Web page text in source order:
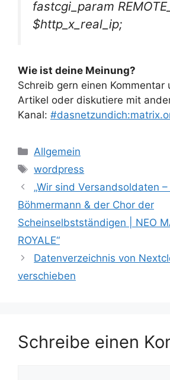
fastcgi_param
$http_x_real_ip;
Wie ist deine Meinung?
Schreib gern einen Kommentar
Artikel oder diskutiere mit
Kanal:
Kategorien
Allgemein
Schlagwörter
wordpress
„Wir sind Versandsoldaten –
Böhmermann & der Chor der
Scheinselbstständigen | NEO
ROYALE“
Datenverzeichnis von
verschieben
Schreibe einen